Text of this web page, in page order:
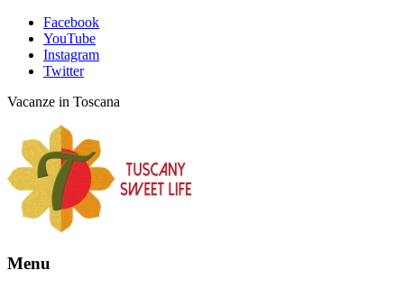
Facebook
YouTube
Instagram
Twitter
Vacanze in Toscana
Menu